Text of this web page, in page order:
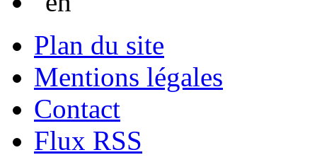
Plan du site
Mentions légales
Contact
Flux RSS